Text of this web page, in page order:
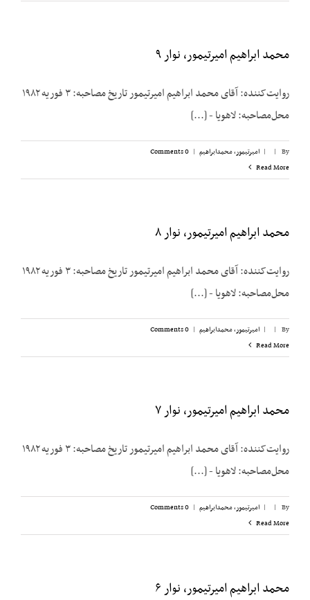
محمد ابراهیم امیرتیمور، نوار ۹
روایت‌کننده: آقای محمد ابراهیم امیرتیمور تاریخ مصاحبه: ۳ فوریه ۱۹۸۲
محل‌مصاحبه: لاهویا - [...]
By
|
| امیرتیمور، محمدابراهیم |
0 Comments
Read More
محمد ابراهیم امیرتیمور، نوار ۸
روایت‌کننده: آقای محمد ابراهیم امیرتیمور تاریخ مصاحبه: ۳ فوریه ۱۹۸۲
محل‌مصاحبه: لاهویا - [...]
By
|
| امیرتیمور، محمدابراهیم |
0 Comments
Read More
محمد ابراهیم امیرتیمور، نوار ۷
روایت‌کننده: آقای محمد ابراهیم امیرتیمور تاریخ مصاحبه: ۳ فوریه ۱۹۸۲
محل‌مصاحبه: لاهویا - [...]
By
|
| امیرتیمور، محمدابراهیم |
0 Comments
Read More
محمد ابراهیم امیرتیمور، نوار ۶